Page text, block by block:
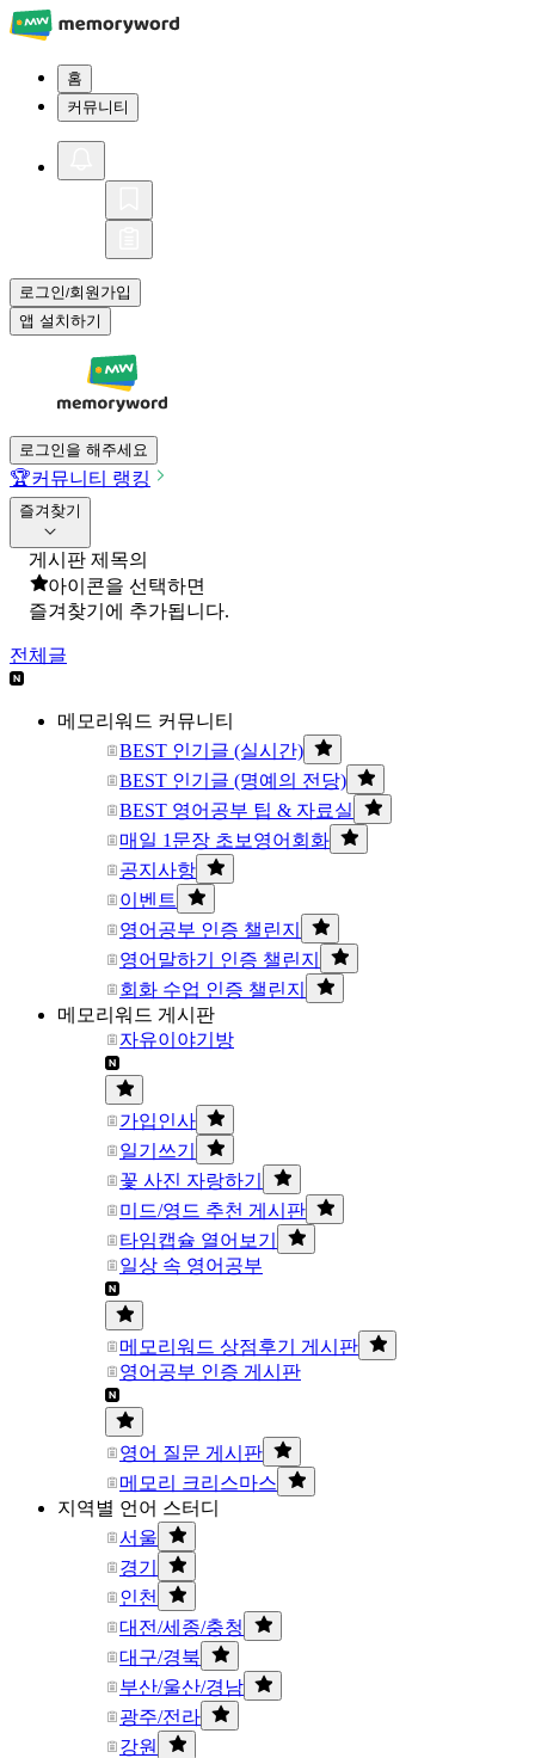
홈
커뮤니티
로그인/회원가입
앱 설치하기
로그인을 해주세요
🏆커뮤니티 랭킹
즐겨찾기
게시판 제목의
아이콘을 선택하면
즐겨찾기에 추가됩니다.
전체글
메모리워드 커뮤니티
BEST 인기글 (실시간)
BEST 인기글 (명예의 전당)
BEST 영어공부 팁 & 자료실
매일 1문장 초보영어회화
공지사항
이벤트
영어공부 인증 챌린지
영어말하기 인증 챌린지
회화 수업 인증 챌린지
메모리워드 게시판
자유이야기방
가입인사
일기쓰기
꽃 사진 자랑하기
미드/영드 추천 게시판
타임캡슐 열어보기
일상 속 영어공부
메모리워드 상점후기 게시판
영어공부 인증 게시판
영어 질문 게시판
메모리 크리스마스
지역별 언어 스터디
서울
경기
인천
대전/세종/충청
대구/경북
부산/울산/경남
광주/전라
강원